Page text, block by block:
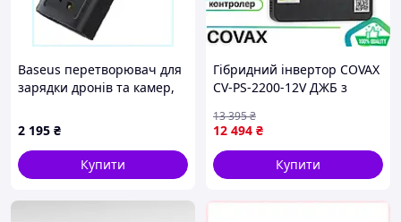
Baseus перетворювач для
зарядки дронів та камер,
2 195 ₴
Купити
Гібридний інвертор COVAX
CV-PS-2200-12V ДЖБ з
2000W Автономний
інвертор 2200VA/1800W з
чистою синусоїдою
12 494 ₴
13 395₴
Купити